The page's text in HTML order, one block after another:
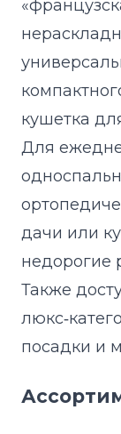
кушетка
Для
дачи или
недорогие
Также
посадки и